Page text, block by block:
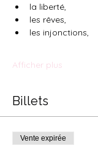
la liberté,
les rêves,
les injonctions,
Afficher plus
Billets
Vente expirée